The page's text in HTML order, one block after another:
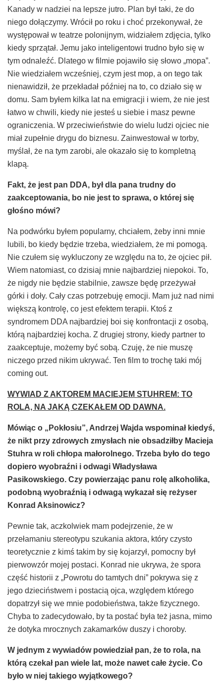
Kanady w nadziei na lepsze jutro. Plan był taki, że do
niego dołączymy. Wrócił po roku i choć przekonywał, że
występował w teatrze polonijnym, widziałem zdjęcia, tylko
kiedy sprzątał. Jemu jako inteligentowi trudno było się w
tym odnaleźć. Dlatego w filmie pojawiło się słowo „mopa”.
Nie wiedziałem wcześniej, czym jest mop, a on tego tak
nienawidził, że przekładał później na to, co działo się w
domu. Sam byłem kilka lat na emigracji i wiem, że nie jest
łatwo w chwili, kiedy nie jesteś u siebie i masz pewne
ograniczenia. W przeciwieństwie do wielu ludzi ojciec nie
miał zupełnie drygu do biznesu. Zainwestował w torby,
myślał, że na tym zarobi, ale okazało się to kompletną
klapą.
Fakt, że jest pan DDA, byłdla pana trudny do
zaakceptowania, bo nie jest to sprawa, o której się
głośno mówi?
Na podwórku byłem popularny, chciałem, żeby inni mnie
lubili, bo kiedy będzie trzeba, wiedziałem, że mi pomogą.
Nie czułem się wykluczony ze względu na to, że ojciec pił.
Wiem natomiast, co dzisiaj mnie najbardziej niepokoi. To,
że nigdy nie będzie stabilnie, zawsze będę przeżywał
górki i doły. Cały czas potrzebuję emocji. Mam już nad nimi
większą kontrolę, co jest efektem terapii. Ktoś z
syndromem DDA najbardziej boi się konfrontacji z osobą,
którą najbardziej kocha. Z drugiej strony, kiedy partner to
zaakceptuje, możemy być sobą. Czuję, że nie muszę
niczego przed nikim ukrywać. Ten film to trochę taki mój
coming out.
WYWIAD Z AKTOREM MACIEJEM STUHREM: TO
ROLA, NA JAKĄ CZEKAŁEM OD DAWNA.
Mówiąc o „Pokłosiu”, Andrzej Wajda wspominał kiedyś,
że nikt przy zdrowych zmysłach nie obsadziłby Macieja
Stuhra w roli chłopa małorolnego. Trzeba było do tego
dopiero wyobraźni i odwagi Władysława
Pasikowskiego. Czy powierzając panu rolę alkoholika,
podobną wyobraźnią i odwagą wykazał się reżyser
Konrad Aksinowicz?
Pewnie tak, aczkolwiek mam podejrzenie, że w
przełamaniu stereotypu szukania aktora, który czysto
teoretycznie z kimś takim by się kojarzył, pomocny był
pierwowzór mojej postaci. Konrad nie ukrywa, że spora
część historii z „Powrotu do tamtych dni” pokrywa się z
jego dzieciństwem i postacią ojca, względem którego
dopatrzył się we mnie podobieństwa, także fizycznego.
Chyba to zadecydowało, by ta postać była też jasna, mimo
że dotyka mrocznych zakamarków duszy i choroby.
W jednym z wywiadów powiedział pan, że to rola, na
którą czekał pan wiele lat, może nawet całe życie. Co
było w niej takiego wyjątkowego?